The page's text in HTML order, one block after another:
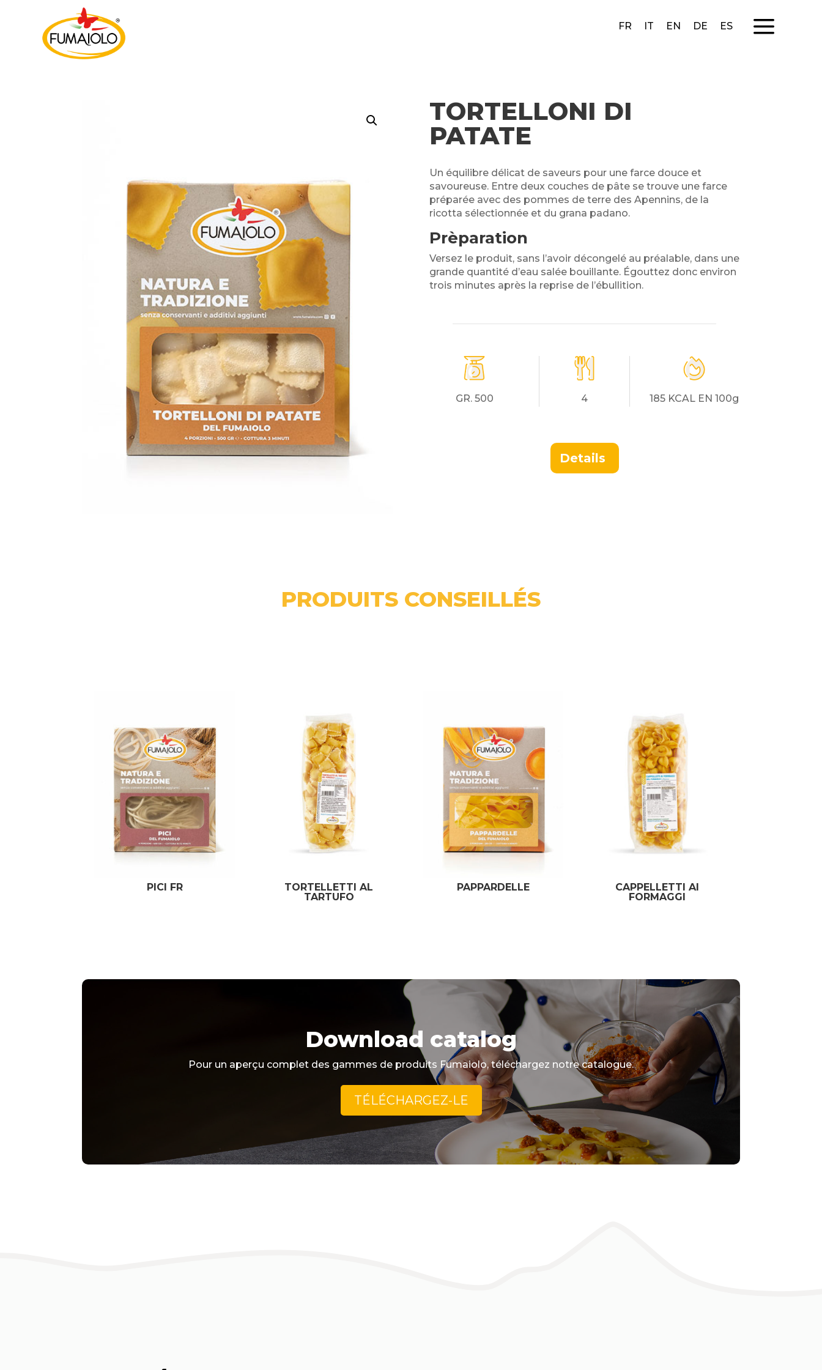
FR IT EN DE ES a
TORTELLONI DI
PATATE
Un équilibre délicat de saveurs pour une farce douce et
savoureuse. Entre deux couches de pâte se trouve une farce
préparée avec des pommes de terre des Apennins, de la
ricotta sélectionnée et du grana padano.
Prèparation
Versez le produit, sans l’avoir décongelé au préalable, dans une
grande quantité d’eau salée bouillante. Égouttez donc environ
trois minutes après la reprise de l’ébullition.
GR. 500 4 185 KCAL EN 100g
Details
PRODUITS CONSEILLÉS
PICI FR
TORTELLETTI AL
TARTUFO
PAPPARDELLE
CAPPELLETTI AI
FORMAGGI
Download catalog
Pour un aperçu complet des gammes de produits Fumaiolo, téléchargez notre catalogue.
TÉLÉCHARGEZ-LE